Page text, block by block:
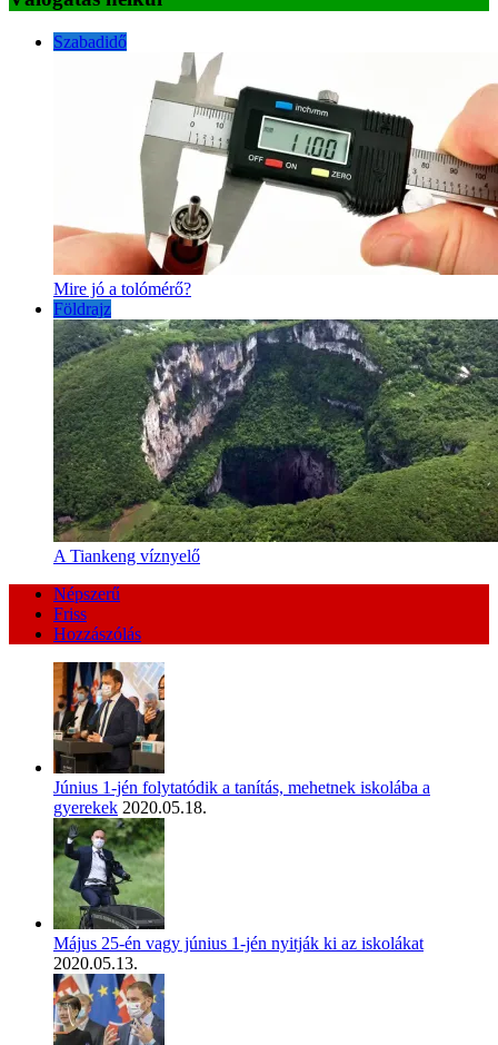
Szabadidő
Mire jó a tolómérő?
Földrajz
A Tiankeng víznyelő
Népszerű
Friss
Hozzászólás
Június 1-jén folytatódik a tanítás, mehetnek iskolába a
gyerekek 2020.05.18.
Május 25-én vagy június 1-jén nyitják ki az iskolákat
2020.05.13.